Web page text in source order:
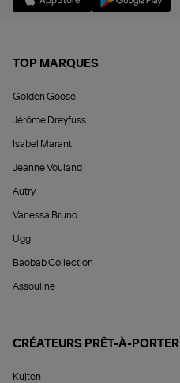
TOP MARQUES
Golden Goose
Jérôme Dreyfuss
Isabel Marant
Jeanne Vouland
Autry
Vanessa Bruno
Ugg
Baobab Collection
Assouline
CRÉATEURS PRÊT-À-PORTER
Kujten